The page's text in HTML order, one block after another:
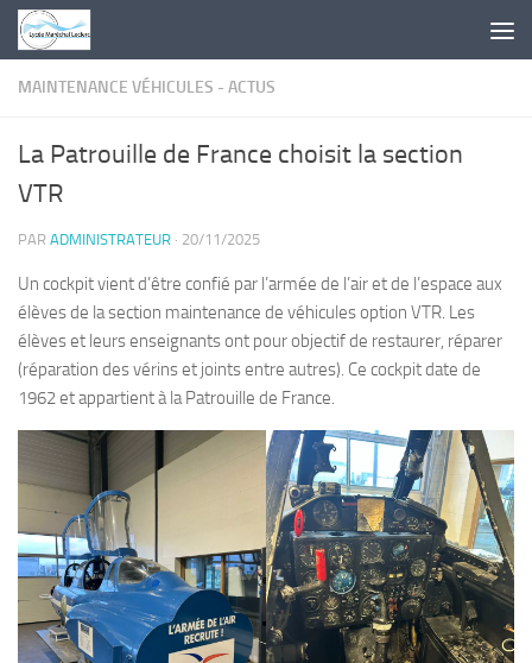
Skip to content
MAINTENANCE VÉHICULES - ACTUS
La Patrouille de France choisit la section
VTR
PAR ADMINISTRATEUR · 20/11/2025
Un cockpit vient d’être confié par l’armée de l’air et de l’espace aux
élèves de la section maintenance de véhicules option VTR. Les
élèves et leurs enseignants ont pour objectif de restaurer, réparer
(réparation des vérins et joints entre autres). Ce cockpit date de
1962 et appartient à la Patrouille de France.